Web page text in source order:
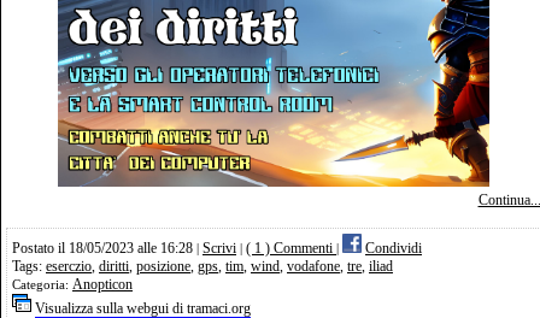
Continua...
Postato il 18/05/2023 alle 16:28 Scrivi ( 1 ) Commenti
Condividi
Tags: eserczio diritti posizione gps tim wind vodafone tre iliad
Categoria: Anopticon
Visualizza sulla webgui di tramaci.org